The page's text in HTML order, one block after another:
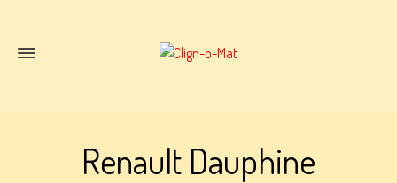
Renault Dauphine